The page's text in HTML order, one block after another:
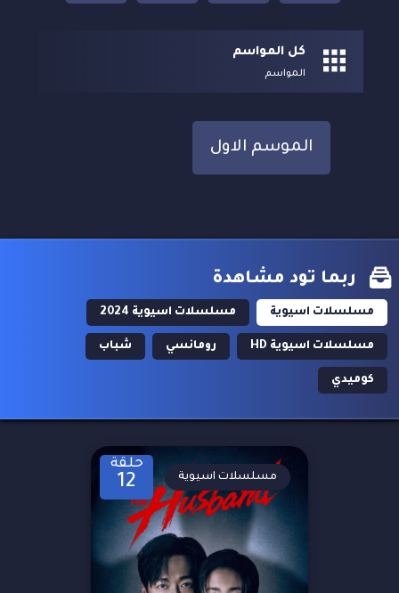
كل المواسم
المواسم
الموسم الاول
ربما تود مشاهدة
مسلسلات اسيوية مسلسلات اسيوية 2024
مسلسلات اسيوية HD رومانسي شباب
كوميدي
حلقة
12 مسلسلات اسيوية